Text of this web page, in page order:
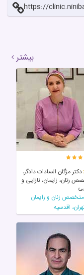
https://
بیشتر
دکتر مژگان السادات دادگر،
زنان، زایمان، نازایی و
متخصص زنان و زایمان
اقدسیه